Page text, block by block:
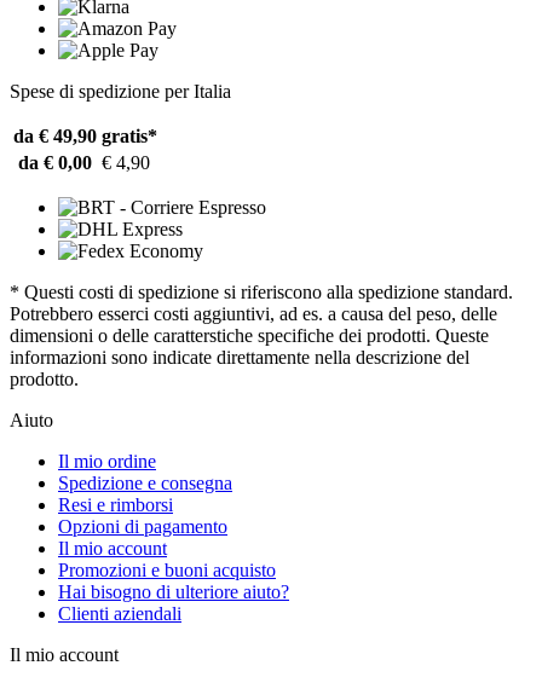
Spese di spedizione per Italia
da € 49,90 gratis*
da € 0,00 € 4,90
* Questi costi di spedizione si riferiscono alla spedizione standard.
Potrebbero esserci costi aggiuntivi, ad es. a causa del peso, delle
dimensioni o delle caratterstiche specifiche dei prodotti. Queste
informazioni sono indicate direttamente nella descrizione del
prodotto.
Aiuto
Il mio ordine
Spedizione e consegna
Resi e rimborsi
Opzioni di pagamento
Il mio account
Promozioni e buoni acquisto
Hai bisogno di ulteriore aiuto?
Clienti aziendali
Il mio account